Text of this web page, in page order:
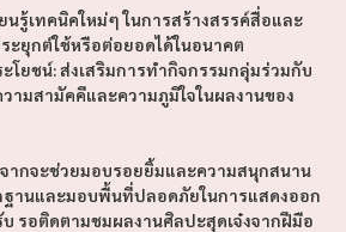
นรู้เทคนิคใหม่ๆ ในการสร้างสรรค์สื่อและ
ะยุกต์ใช้หรือต่อยอดได้ในอนาคต
ะโยชน์: ส่งเสริมการทำกิจกรรมกลุ่มร่วมกับ
ามสามัคคีและความภูมิใจในผลงานของ
ากจะช่วยมอบรอยยิ้มและความสนุกสนาน
ฐานและมอบพื้นที่ปลอดภัยในการแสดงออก
รอติดตามชมผลงานศิลปะสุดเจ๋งจากฝีมือ